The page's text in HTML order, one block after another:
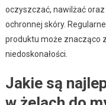
oczyszczać, nawilżać
ochronnej skóry.
produktu może znacząco
niedoskonałości.
Jakie są